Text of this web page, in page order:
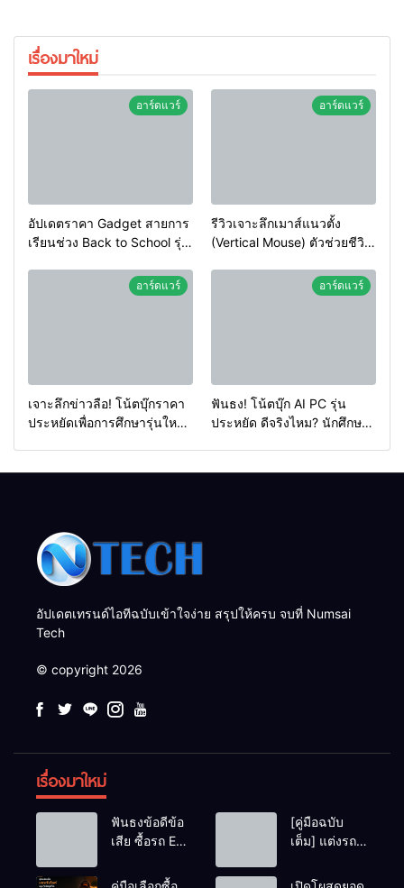
เรื่องมาใหม่
อาร์ดแวร์
อัปเดตราคา Gadget สายการ
เรียนช่วง Back to School รุ่น
อาร์ดแวร์
รีวิวเจาะลึกเมาส์แนวตั้ง
(Vertical Mouse) ตัวช่วยชีวิต
มือจากการคลิก 8 ชั่วโมง!
อาร์ดแวร์
เจาะลึกข่าวลือ! โน้ตบุ๊กราคา
ประหยัดเพื่อการศึกษารุ่นใหม่
อาร์ดแวร์
ฟันธง! โน้ตบุ๊ก AI PC รุ่น
ประหยัด ดีจริงไหม? นักศึกษา
อัปเดตเทรนด์ไอทีฉบับเข้าใจง่าย สรุปให้ครบ จบที่ Numsai
Tech
© copyright 2026
เรื่องมาใหม่
ฟันธงข้อดีข้อ
เสีย ซื้อรถ EV
Eco Car ช่วง
[คู่มือฉบับ
เต็ม] แต่งรถ
Y2K! งบหลัก